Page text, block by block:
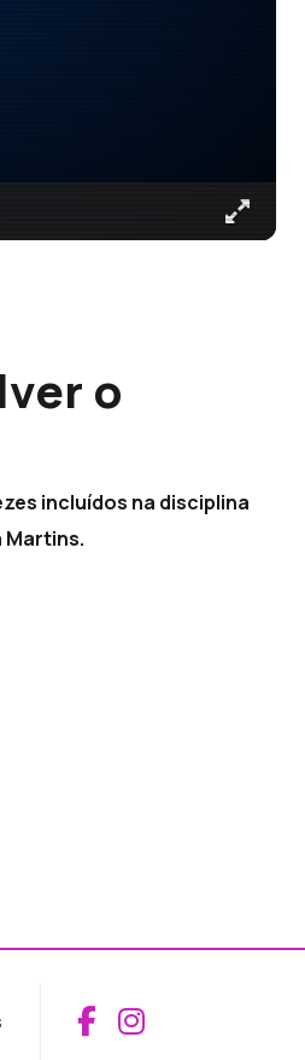
o
incluídos na disciplina
Martins.
Aceder ao
Aceder ao